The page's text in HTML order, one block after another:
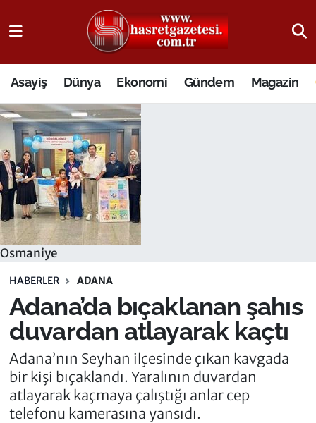
Asayiş Dünya Ekonomi Gündem Magazin
Osmaniye
HABERLER ADANA
Adana’da bıçaklanan şahıs
duvardan atlayarak kaçtı
Adana’nın Seyhan ilçesinde çıkan kavgada
bir kişi bıçaklandı. Yaralının duvardan
atlayarak kaçmaya çalıştığı anlar cep
telefonu kamerasına yansıdı.
Osmaniye Nöbetçi Eczaneler
Osmaniye Hava Durumu
Osmaniye Trafik Yoğunluk Haritası
Süper Lig Puan Durumu ve Fikstür
Tüm Manşetler
Son Dakika Haberleri